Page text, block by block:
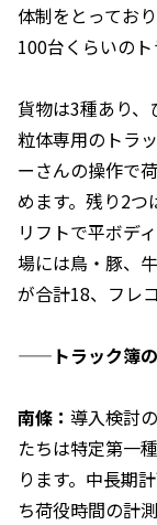
体制をとってお
100台くらいのト
貨物は3種あり、
粒体専用のトラ
ーさんの操作で
めます。残り2つ
リフトで平ボデ
場には鳥・豚、
が合計18、フレ
——トラック簿の
南條： 導入検討
たちは特定第一
ります。中長期
ち荷役時間の計